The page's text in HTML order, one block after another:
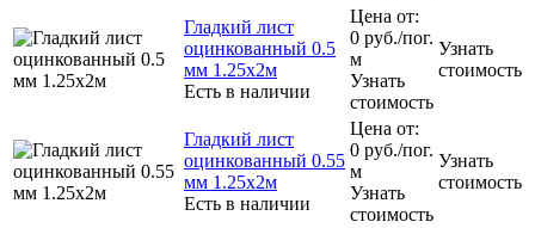
Гладкий лист
оцинкованный 0.5
мм 1.25х2м
Есть в наличии
Цена от:
0 руб./пог.
м
Узнать
стоимость
Узнать
стоимость
Гладкий лист
оцинкованный 0.55
мм 1.25х2м
Есть в наличии
Цена от:
0 руб./пог.
м
Узнать
стоимость
Узнать
стоимость